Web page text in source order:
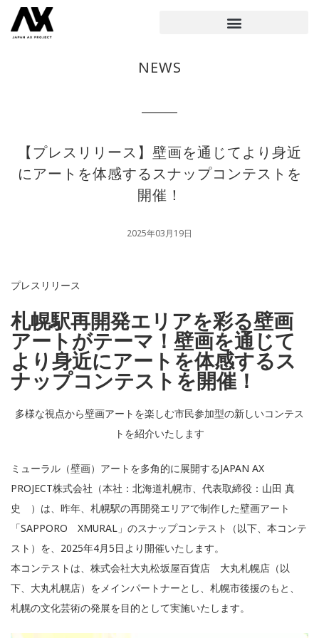
NEWS
【プレスリリース】壁画を通じてより身近
にアートを体感するスナップコンテストを
開催！
2025年03月19日
プレスリリース
札幌駅再開発エリアを彩る壁画
アートがテーマ！壁画を通じて
より身近にアートを体感するス
ナップコンテストを開催！
多様な視点から壁画アートを楽しむ市民参加型の新しいコンテス
トを紹介いたします
ミューラル（壁画）アートを多角的に展開するJAPAN AX
PROJECT株式会社（本社：北海道札幌市、代表取締役：山田 真
史 ）は、昨年、札幌駅の再開発エリアで制作した壁画アート
「SAPPORO XMURAL」のスナップコンテスト（以下、本コンテ
スト）を、2025年4月5日より開催いたします。
本コンテストは、株式会社大丸松坂屋百貨店 大丸札幌店（以
下、大丸札幌店）をメインパートナーとし、札幌市後援のもと、
札幌の文化芸術の発展を目的として実施いたします。